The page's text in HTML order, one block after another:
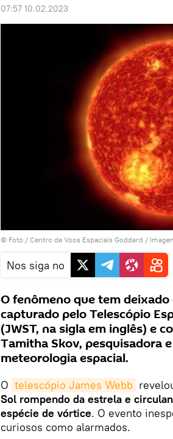
07:57 10.02.2023
© Foto / Centro de Voos Espaciais Goddard /
Nos siga no
O fenômeno que tem
capturado pelo Telescópio
(JWST, na sigla em inglês) e
Tamitha Skov, pesquisadora
meteorologia espacial.
O telescópio James Webb
Sol rompendo da estrela e
espécie de vórtice. O evento
curiosos como alarmados.